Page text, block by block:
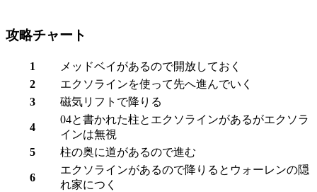
攻略チャート
1
メッドベイがあるので開放しておく
2
エクソラインを使って先へ進んでいく
3
磁気リフトで降りる
4
04と書かれた柱とエクソラインがあるがエクソラ
インは無視
5
柱の奥に道があるので進む
6
エクソラインがあるので降りると ウォーレンの隠
れ家につく